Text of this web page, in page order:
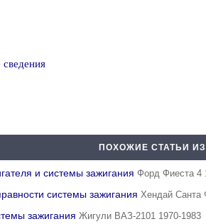
ПОХОЖИЕ СТАТЬИ
и системы зажиганияФорд Фиеста 4
системы зажиганияХендай Санта
зажиганияЖигули ВАЗ-2101 1970-1983